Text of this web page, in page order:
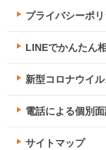
プライバシーポ
LINEでかんたん
新型コロナウイ
電話による個別
サイトマップ